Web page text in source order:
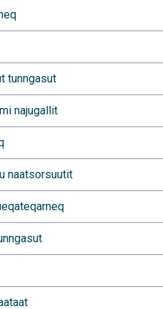
tunngasut
najugallit
naatsorsuutit